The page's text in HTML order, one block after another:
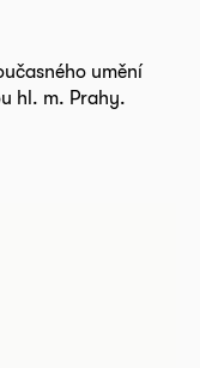
umění
hl. m. Prahy.